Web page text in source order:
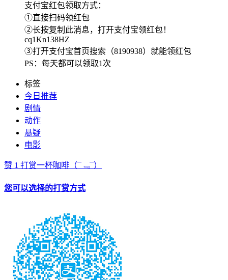
支付宝红包领取方式：
①直接扫码领红包
②长按复制此消息，打开支付宝领红包！
cq1Kn138HZ
③打开支付宝首页搜索（8190938）就能领红包
PS：每天都可以领取1次
标签
今日推荐
剧情
动作
悬疑
电影
赞 1 打赏一杯咖啡 （¯﹃¯）
您可以选择的打赏方式